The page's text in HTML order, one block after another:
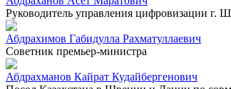
Руководитель управления цифровизации г.
Абдрахимов Габидулла Рахматуллаевич
Советник премьер-министра
Абдрахманов Кайрат Кудайбергенович